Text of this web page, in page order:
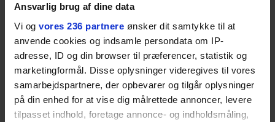
Ansvarlig brug af dine data
Vi og vores 236 partnere ønsker dit samtykke til at
anvende cookies og indsamle persondata om IP-
adresse, ID og din browser til præferencer, statistik og
marketingformål. Disse oplysninger videregives til vores
samarbejdspartnere, der opbevarer og tilgår oplysninger
på din enhed for at vise dig målrettede annoncer, levere
tilpasset indhold, foretage annonce- og indholdsmåling,